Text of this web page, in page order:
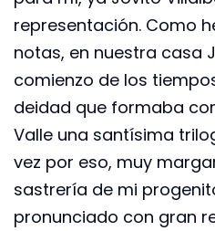
representación. Como
notas, en nuestra casa
comienzo de los
deidad que formaba
Valle una santísima
vez por eso, muy
sastrería de mi
pronunciado con gran